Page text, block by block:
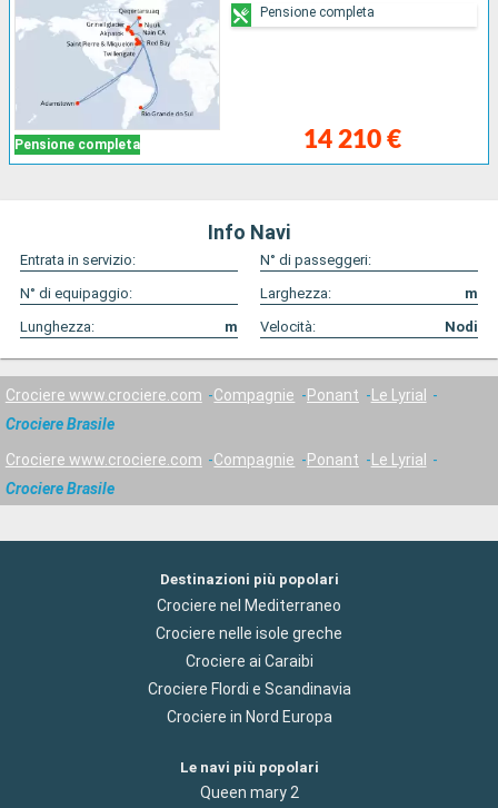
Pensione completa 14 210 €
Pensione completa
Info Navi
Entrata in servizio:
N° di passeggeri:
N° di equipaggio:
Larghezza:
m
Lunghezza:
m Velocità: Nodi
Crociere www.crociere.com Compagnie Ponant
Le Lyrial
Crociere Brasile
Crociere www.crociere.com Compagnie Ponant
Le Lyrial
Crociere Brasile
Destinazioni più popolari
Crociere nel Mediterraneo
Crociere nelle isole greche
Crociere ai Caraibi
Crociere Flordi e Scandinavia
Crociere in Nord Europa
Le navi più popolari
Queen mary 2